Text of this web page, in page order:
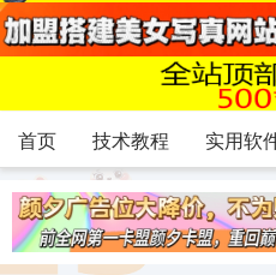
首页 技术教程 实用软